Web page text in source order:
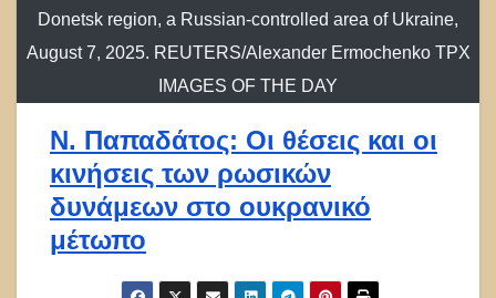
Donetsk region, a Russian-controlled area of Ukraine,
August 7, 2025. REUTERS/Alexander Ermochenko TPX
IMAGES OF THE DAY
Ν. Παπαδάτος: Οι θέσεις και οι
κινήσεις των ρωσικών
δυνάμεων στο ουκρανικό
μέτωπο